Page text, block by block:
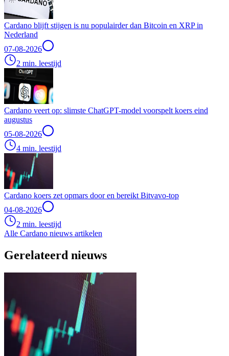
Cardano blijft stijgen is nu populairder dan Bitcoin en XRP in
Nederland
07-08-2026
2 min. leestijd
Cardano veert op: slimste ChatGPT-model voorspelt koers eind
augustus
05-08-2026
4 min. leestijd
Cardano koers zet opmars door en bereikt Bitvavo-top
04-08-2026
2 min. leestijd
Alle Cardano nieuws artikelen
Gerelateerd nieuws